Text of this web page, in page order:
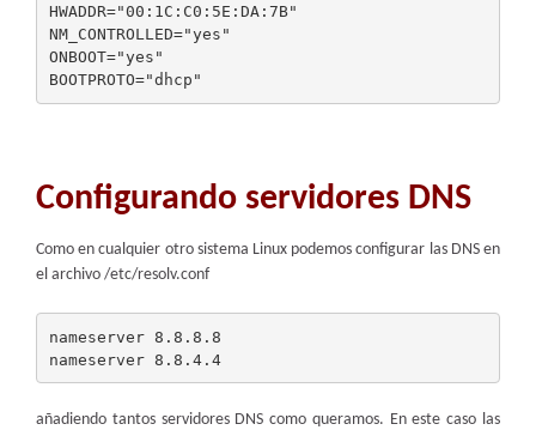
HWADDR="00:1C:C0:5E:DA:7B"
NM_CONTROLLED="yes"
ONBOOT="yes"
Configurando servidores DNS
Como en cualquier otro sistema Linux podemos configurar las DNS en
el archivo /etc/resolv.conf
nameserver 8.8.8.8
nameserver 8.8.4.4
añadiendo tantos servidores DNS como queramos. En este caso las